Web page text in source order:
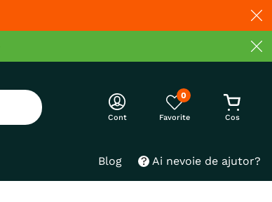
Cont
0
Blog Ai nevoie de ajutor?